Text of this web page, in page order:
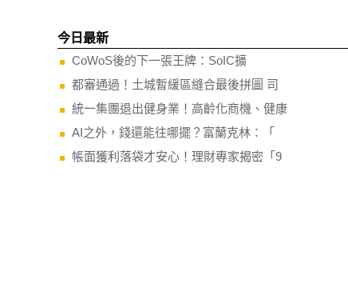
今日最新
CoWoS後的下一張王牌：SoIC擴
都審通過！土城暫緩區縫合最後拼圖 司
統一集團退出健身業！高齡化商機、健康
AI之外，錢還能往哪擺？富蘭克林：「
帳面獲利落袋才安心！理財專家揭密「9